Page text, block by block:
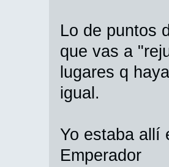
Lo de puntos
que vas a
lugares q
igual.
Yo estaba allí
Emperador